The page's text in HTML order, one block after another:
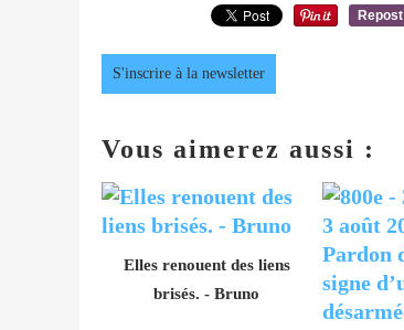
Repost
S'inscrire à la newsletter
Vous aimerez aussi :
Elles renouent des liens
brisés. - Bruno